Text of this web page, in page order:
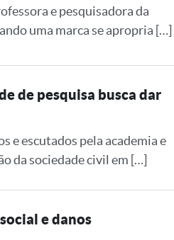
e pesquisadora da
uma marca se apropria […]
de pesquisa busca dar
e escutados pela academia e
da sociedade civil em […]
e danos